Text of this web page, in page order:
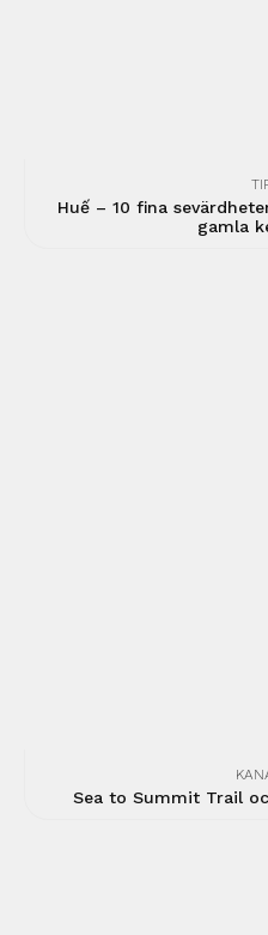
Huế – 10 fina
gamla
Sea to Summit Trail